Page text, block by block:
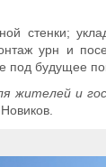
стенки;
урн и
под будущее
жителей и